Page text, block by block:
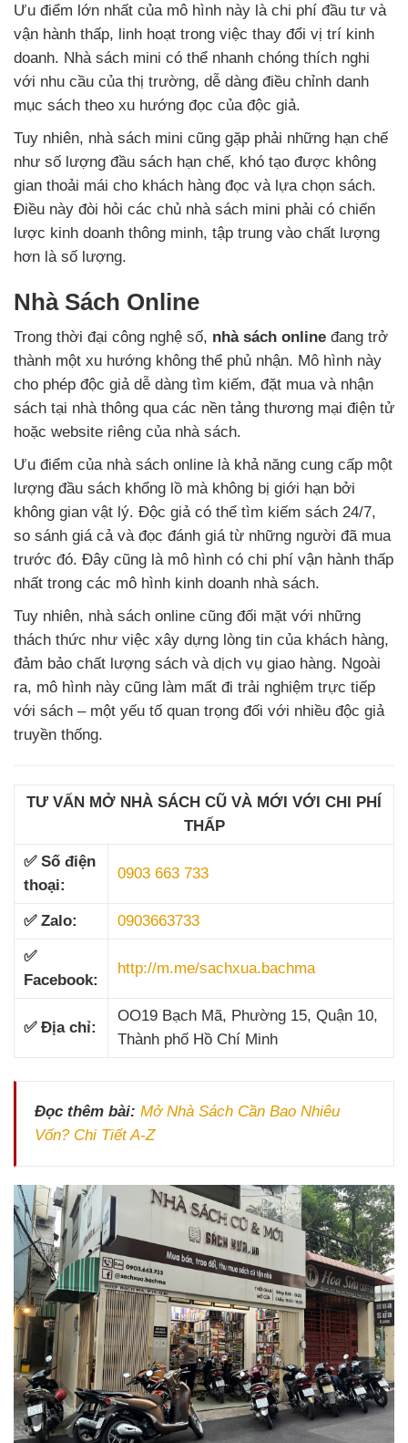
Ưu điểm lớn nhất của mô hình này là chi phí đầu tư và
vận hành thấp, linh hoạt trong việc thay đổi vị trí kinh
doanh. Nhà sách mini có thể nhanh chóng thích nghi
với nhu cầu của thị trường, dễ dàng điều chỉnh danh
mục sách theo xu hướng đọc của độc giả.
Tuy nhiên, nhà sách mini cũng gặp phải những hạn chế
như số lượng đầu sách hạn chế, khó tạo được không
gian thoải mái cho khách hàng đọc và lựa chọn sách.
Điều này đòi hỏi các chủ nhà sách mini phải có chiến
lược kinh doanh thông minh, tập trung vào chất lượng
hơn là số lượng.
Nhà Sách Online
Trong thời đại công nghệ số, nhà sách online đang trở
thành một xu hướng không thể phủ nhận. Mô hình này
cho phép độc giả dễ dàng tìm kiếm, đặt mua và nhận
sách tại nhà thông qua các nền tảng thương mại điện tử
hoặc website riêng của nhà sách.
Ưu điểm của nhà sách online là khả năng cung cấp một
lượng đầu sách khổng lồ mà không bị giới hạn bởi
không gian vật lý. Độc giả có thể tìm kiếm sách 24/7,
so sánh giá cả và đọc đánh giá từ những người đã mua
trước đó. Đây cũng là mô hình có chi phí vận hành thấp
nhất trong các mô hình kinh doanh nhà sách.
Tuy nhiên, nhà sách online cũng đối mặt với những
thách thức như việc xây dựng lòng tin của khách hàng,
đảm bảo chất lượng sách và dịch vụ giao hàng. Ngoài
ra, mô hình này cũng làm mất đi trải nghiệm trực tiếp
với sách – một yếu tố quan trọng đối với nhiều độc giả
truyền thống.
TƯ VẤN MỞ NHÀ SÁCH CŨ VÀ MỚI VỚI CHI PHÍ
THẤP
✅ Số điện
thoại:
0903 663 733
✅ Zalo: 0903663733
✅
Facebook:
http://m.me/sachxua.bachma
✅ Địa chỉ:
OO19 Bạch Mã, Phường 15, Quận 10,
Thành phố Hồ Chí Minh
Đọc thêm bài: Mở Nhà Sách Cần Bao Nhiêu
Vốn? Chi Tiết A-Z